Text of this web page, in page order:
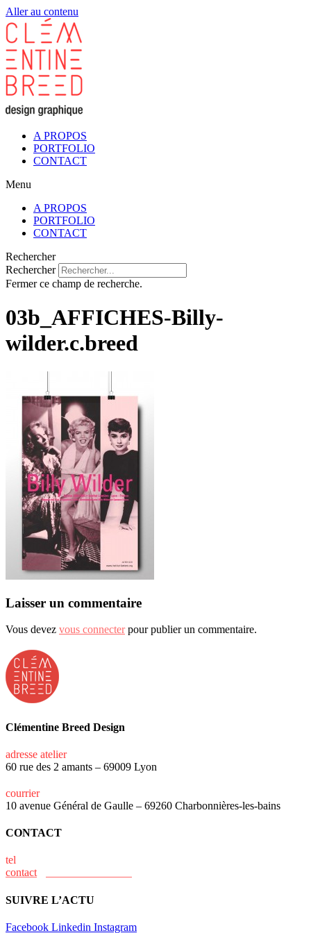
Aller au contenu
A PROPOS
PORTFOLIO
CONTACT
Menu
A PROPOS
PORTFOLIO
CONTACT
Rechercher
Rechercher
Fermer ce champ de recherche.
03b_AFFICHES-Billy-
wilder.c.breed
Laisser un commentaire
Vous devez vous connecterpour publier un commentaire.
Clémentine Breed Design
adresse atelier
60 rue des 2 amants – 69009 Lyon
courrier
10 avenue Général de Gaulle – 69260 Charbonnières-les-bains
CONTACT
tel
contact
SUIVRE L’ACTU
Facebook Linkedin Instagram